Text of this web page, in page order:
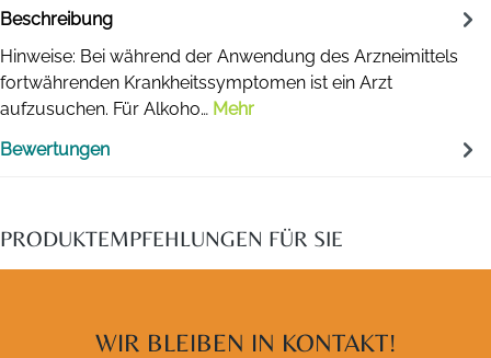
Beschreibung
Hinweise: Bei während der Anwendung des Arzneimittels
fortwährenden Krankheitssymptomen ist ein Arzt
aufzusuchen. Für Alkoho… Mehr
Bewertungen
PRODUKTEMPFEHLUNGEN FÜR SIE
WIR BLEIBEN IN KONTAKT!